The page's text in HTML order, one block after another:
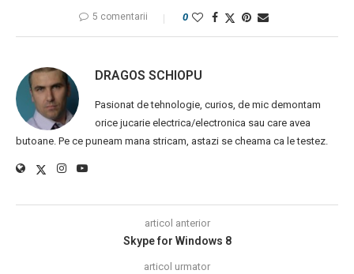
5 comentarii 0
DRAGOS SCHIOPU
Pasionat de tehnologie, curios, de mic demontam
orice jucarie electrica/electronica sau care avea
butoane. Pe ce puneam mana stricam, astazi se cheama ca le testez.
articol anterior
Skype for Windows 8
articol urmator